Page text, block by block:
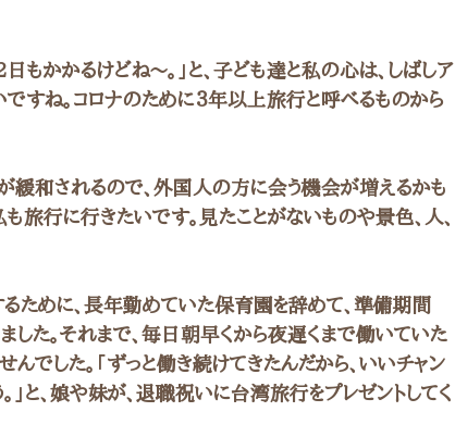
もかかるけどね～。」と、子ども達と私の心は、しばしア
ですね。コロナのために３年以上旅行と呼べるものから
和されるので、外国人の方に会う機会が増えるかも
も旅行に行きたいです。見たことがないものや景色、人、
ために、長年勤めていた保育園を辞めて、準備期間
した。それまで、毎日朝早くから夜遅くまで働いていた
んでした。「ずっと働き続けてきたんだから、いいチャン
」と、娘や妹が、退職祝いに台湾旅行をプレゼントしてく